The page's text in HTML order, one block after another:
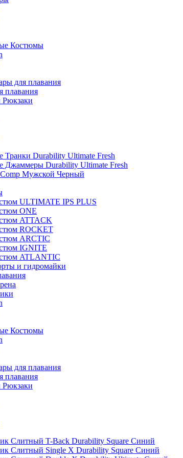
Костюмы
для плавания
плавания
Транки Durability Ultimate Fresh
Джаммеры Durability Ultimate Fresh
Мужской Черный
ULTIMATE IPS PLUS
ONE
ATTACK
ROCKET
ARCTIC
IGNITE
ATLANTIC
и гидромайки
Костюмы
для плавания
плавания
Слитный T-Back Durability Square Синий
Слитный Single X Durability Square Синий